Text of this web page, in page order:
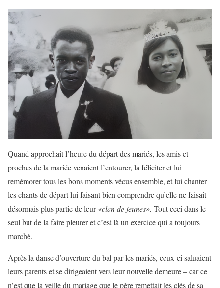
Quand approchait l’heure du départ des mariés, les amis et
proches de la mariée venaient l’entourer, la féliciter et lui
remémorer tous les bons moments vécus ensemble, et lui chanter
les chants de départ lui faisant bien comprendre qu’elle ne faisait
désormais plus partie de leur«clan de jeunes». Tout ceci dans le
seul but de la faire pleurer et c’est là un exercice qui a toujours
marché.
Après la danse d’ouverture du bal par les mariés, ceux-ci saluaient
leurs parents et se dirigeaient vers leur nouvelle demeure – car ce
n’est que la veille du mariage que le père remettait les clés de sa